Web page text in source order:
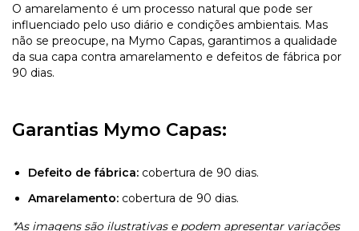
O amarelamento é um processo natural que pode ser
influenciado pelo uso diário e condições ambientais. Mas
não se preocupe, na Mymo Capas, garantimos a qualidade
da sua capa contra amarelamento e defeitos de fábrica por
90 dias.
Garantias Mymo Capas:
Defeito de fábrica: cobertura de 90 dias.
Amarelamento: cobertura de 90 dias.
*As imagens são ilustrativas e podem apresentar variações